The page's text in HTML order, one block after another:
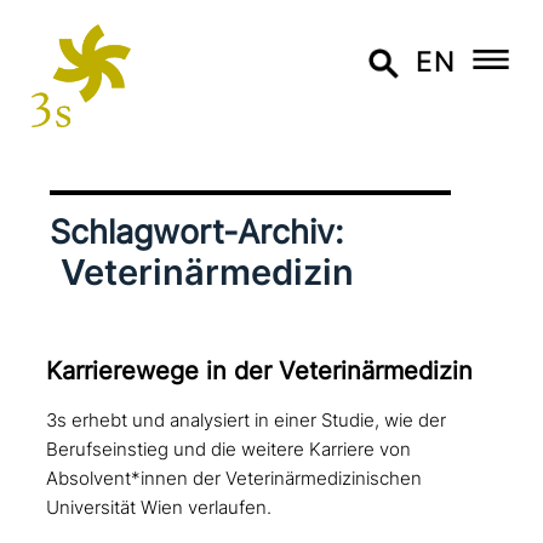
EN
Schlagwort-Archiv:
Veterinärmedizin
Karrierewege in der Veterinärmedizin
3s erhebt und analysiert in einer Studie, wie der
Berufseinstieg und die weitere Karriere von
Absolvent*innen der Veterinärmedizinischen
Universität Wien verlaufen.